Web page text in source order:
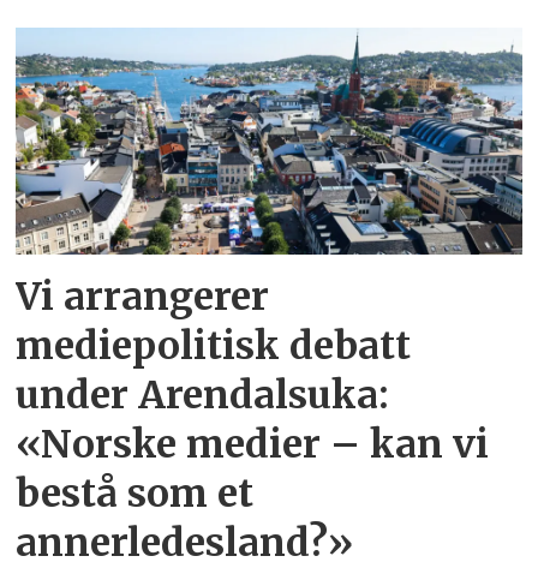
Vi arrangerer
mediepolitisk debatt
under Arendalsuka:
«Norske medier – kan vi
bestå som et
annerledesland?»